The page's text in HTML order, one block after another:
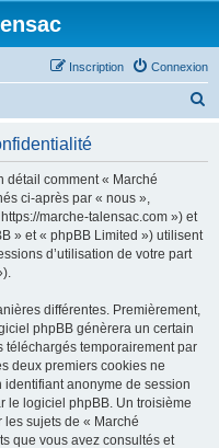
Connexion
Inscription
détail comment « Marché
ci-après par « nous »,
marche-talensac.com ») et
» et « phpBB Limited ») utilisent
d’utilisation de votre part
différentes. Premièrement,
phpBB génèrera un certain
téléchargés temporairement par
deux premiers cookies ne
identifiant anonyme de session
le logiciel phpBB. Un troisième
sujets de « Marché
que vous avez consultés et